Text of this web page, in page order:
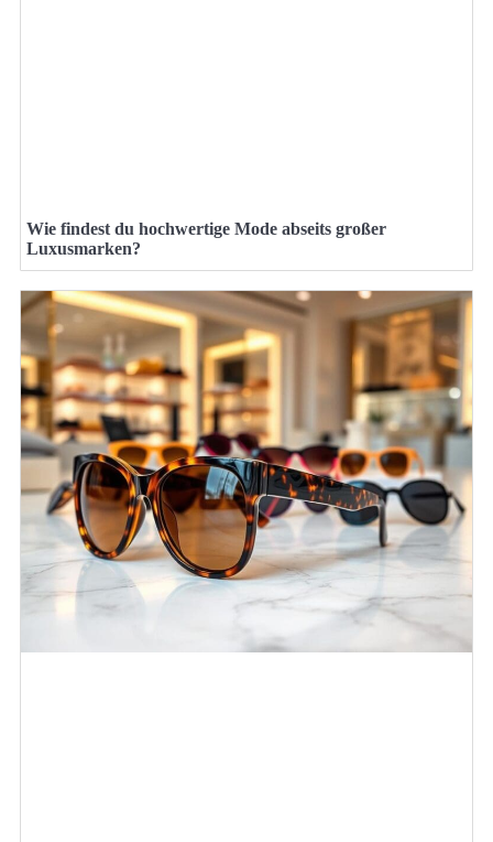
Wie findest du hochwertige Mode abseits großer
Luxusmarken?